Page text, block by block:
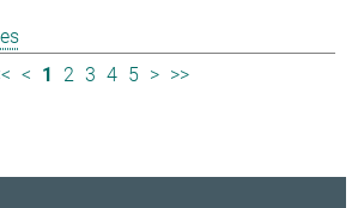
< 1 2 3 4 5 > >>